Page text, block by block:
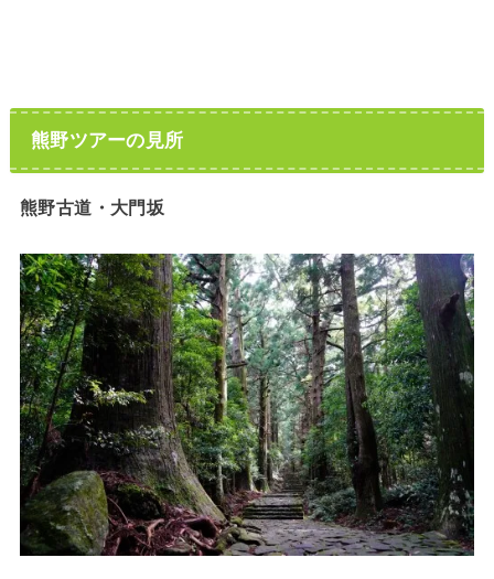
熊野ツアーの見所
熊野古道・大門坂